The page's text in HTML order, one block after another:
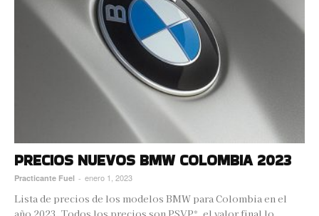
PRECIOS NUEVOS BMW COLOMBIA 2023
Practicante Fuel - enero 1, 2023
Lista de precios de los modelos BMW para Colombia en el